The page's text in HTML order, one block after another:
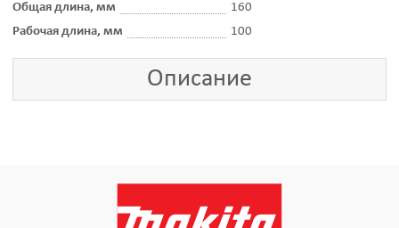
Общая длина, мм
160
Рабочая длина, мм
100
Описание